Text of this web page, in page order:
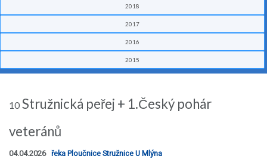
2018
2017
2016
2015
10 Stružnická peřej + 1.Český pohár
veteránů
04.04.2026 řeka Ploučnice Stružnice U Mlýna